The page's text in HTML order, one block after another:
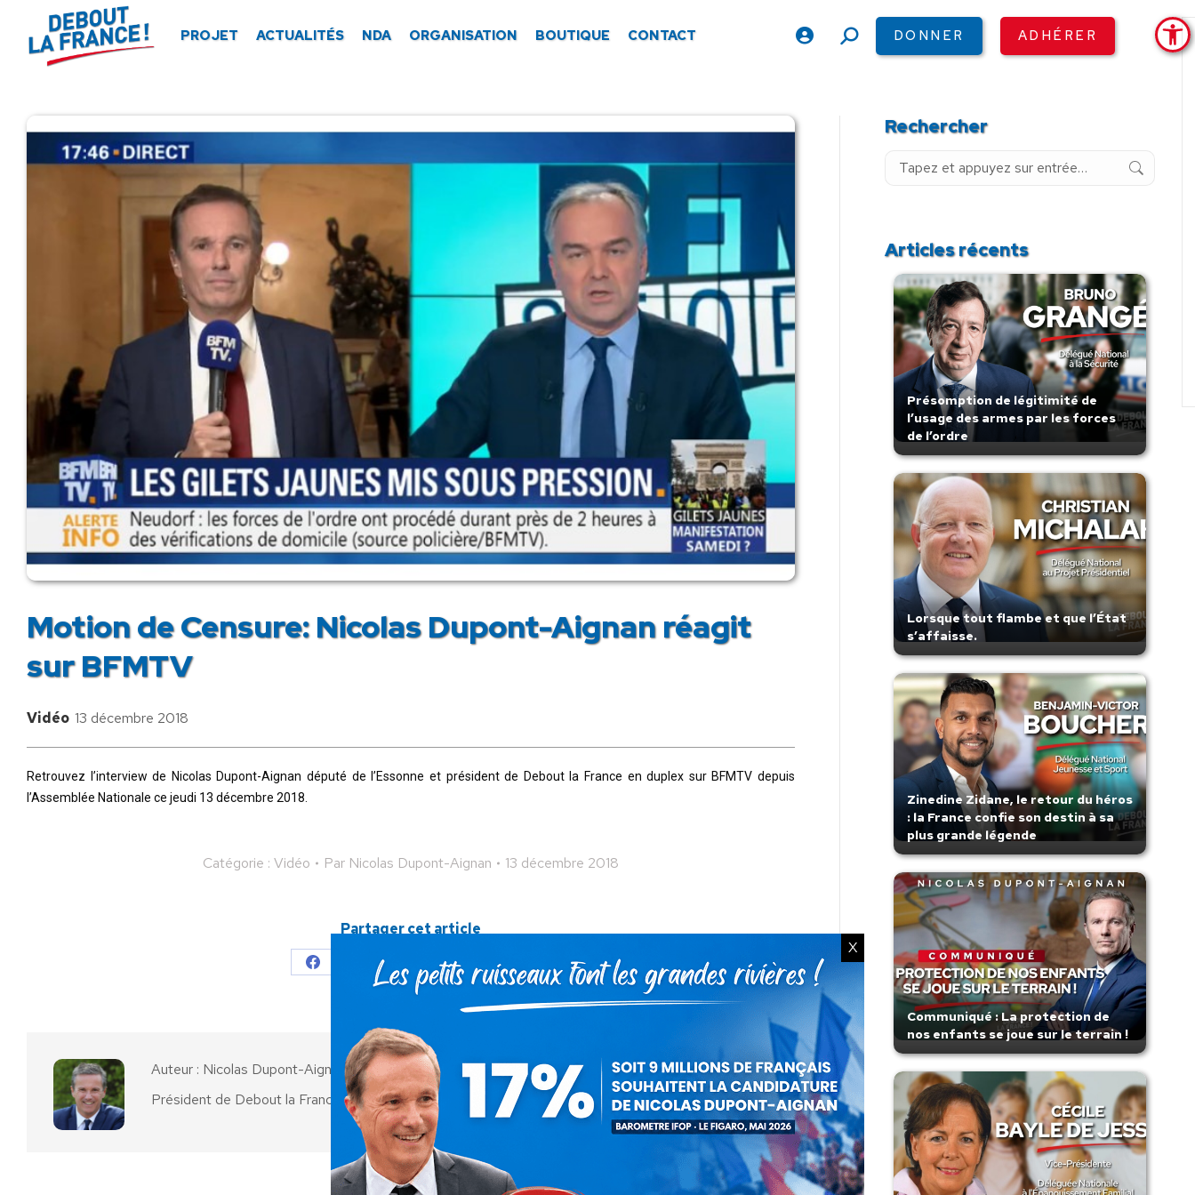
PROJET ACTUALITÉS NDA ORGANISATION BOUTIQUE CONTACT
RechercheDONNER ADHÉRER
Motion de Censure: Nicolas Dupont-Aignan réagit
sur BFMTV
Vidéo 13 décembre 2018
Retrouvez l’interview de Nicolas Dupont-Aignan député de l’Essonne et président de Debout la France en duplex sur BFMTV depuis
l’Assemblée Nationale ce jeudi 13 décembre 2018.
Catégorie : Vidéo Par Nicolas Dupont-Aignan 13 décembre 2018
Partager cet article
Partager
Facebook
Partager
X
Partager
sur
PartagerPartager
sur
Auteur : Nicolas Dupont-Aignan
Président de Debout la France
Rechercher
Recherche
Articles récents
Présomption de légitimité de
l’usage des armes par les forces
de l’ordre
Lorsque tout flambe et que l’État
s’affaisse.
Zinedine Zidane, le retour du héros
: la France confie son destin à sa
plus grande légende
Communiqué : La protection de
nos enfants se joue sur le terrain !
X
Panneau de gestion des cookies